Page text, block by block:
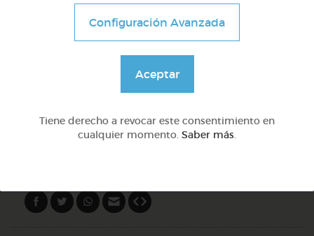
Sílabas trabadas
@Webparaelespanol
Configuración Avanzada
Aceptar
Tiene derecho a revocar este consentimiento en
cualquier momento. Saber más.